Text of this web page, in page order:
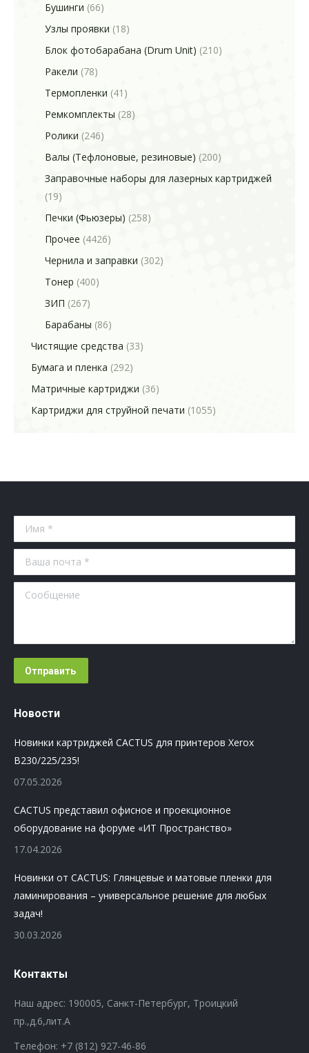
Бушинги (66)
Узлы проявки (18)
Блок фотобарабана (Drum Unit) (210)
Ракели (78)
Термопленки (41)
Ремкомплекты (28)
Ролики (246)
Валы (Тефлоновые, резиновые) (200)
Заправочные наборы для лазерных картриджей
(19)
Печки (Фьюзеры) (258)
Прочее (4426)
Чернила и заправки (302)
Тонер (400)
ЗИП (267)
Барабаны (86)
Чистящие средства (33)
Бумага и пленка (292)
Матричные картриджи (36)
Картриджи для струйной печати (1055)
Имя *
Ваша почта *
Сообщение
Отправить
Новости
Новинки картриджей CACTUS для принтеров Xerox
B230/225/235!
07.05.2026
CACTUS представил офисное и проекционное
оборудование на форуме «ИТ Пространство»
17.04.2026
Новинки от CACTUS: Глянцевые и матовые пленки для
ламинирования – универсальное решение для любых
задач!
30.03.2026
Контакты
Наш адрес: 190005, Санкт-Петербург, Троицкий
пр.,д.6,лит.А
Телефон: +7 (812) 927-46-86